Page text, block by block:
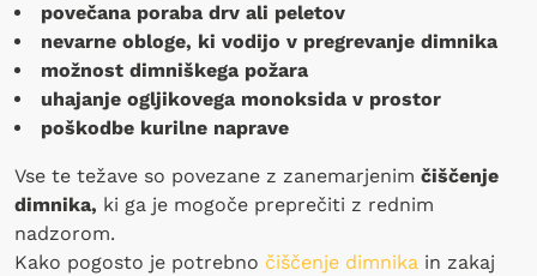
povečana poraba drv ali peletov
nevarne obloge, ki vodijo v pregrevanje dimnika
možnost dimniškega požara
uhajanje ogljikovega monoksida v prostor
poškodbe kurilne naprave
Vse te težave so povezane z zanemarjenim čiščenje
dimnika, ki ga je mogoče preprečiti z rednim
nadzorom.
Kako pogosto je potrebno čiščenje dimnika in zakaj